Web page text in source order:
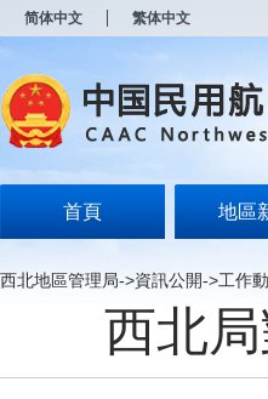
简体中文 繁体中文
首頁 地區
西北地區管理局->資訊公開->工作
西北
开
无
障
说
按
Alt
键